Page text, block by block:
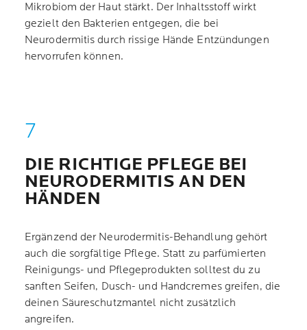
Mikrobiom der Haut stärkt. Der Inhaltsstoff wirkt
gezielt den Bakterien entgegen, die bei
Neurodermitis durch rissige Hände Entzündungen
hervorrufen können.
DIE RICHTIGE PFLEGE BEI
NEURODERMITIS AN DEN
HÄNDEN
Ergänzend der Neurodermitis-Behandlung gehört
auch die sorgfältige Pflege. Statt zu parfümierten
Reinigungs- und Pflegeprodukten solltest du zu
sanften Seifen, Dusch- und Handcremes greifen, die
deinen Säureschutzmantel nicht zusätzlich
angreifen.